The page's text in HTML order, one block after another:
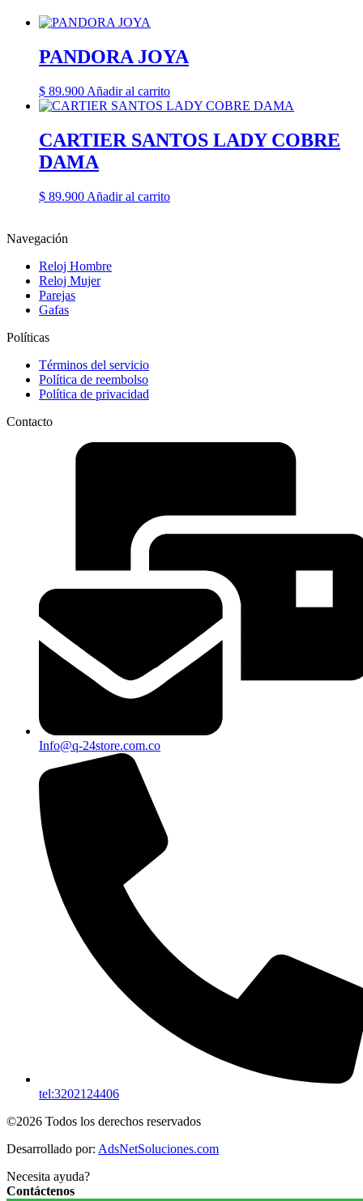
PANDORA JOYA
$ 89.900 Añadir al carrito
CARTIER SANTOS LADY COBRE
DAMA
$ 89.900 Añadir al carrito
Navegación
Reloj Hombre
Reloj Mujer
Parejas
Gafas
Políticas
Términos del servicio
Política de reembolso
Política de privacidad
Contacto
Info@q-24store.com.co
tel:3202124406
©2026 Todos los derechos reservados
Desarrollado por: AdsNetSoluciones.com
Necesita ayuda?
Contáctenos